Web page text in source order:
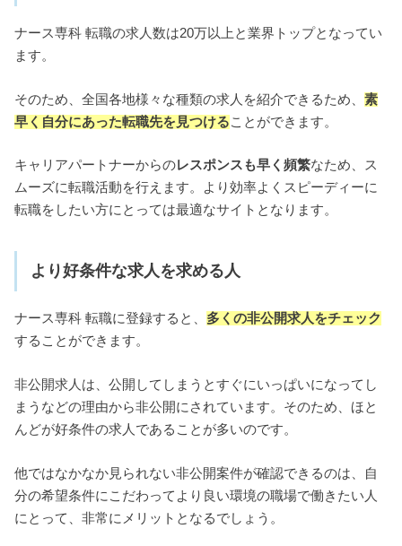
ナース専科 転職の求人数は20万以上と業界トップとなってい
ます。
そのため、全国各地様々な種類の求人を紹介できるため、素
早く自分にあった転職先を見つけることができます。
キャリアパートナーからのレスポンスも早く頻繁なため、ス
ムーズに転職活動を行えます。より効率よくスピーディーに
転職をしたい方にとっては最適なサイトとなります。
より好条件な求人を求める人
ナース専科 転職に登録すると、 多くの非公開求人をチェック
することができます。
非公開求人は、公開してしまうとすぐにいっぱいになってし
まうなどの理由から非公開にされています。そのため、ほと
んどが好条件の求人であることが多いのです。
他ではなかなか見られない非公開案件が確認できるのは、自
分の希望条件にこだわってより良い環境の職場で働きたい人
にとって、非常にメリットとなるでしょう。